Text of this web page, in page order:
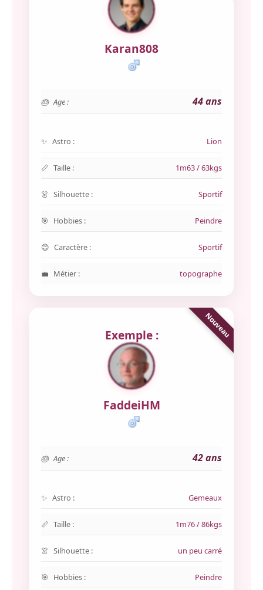
Karan808
Age : 44 ans
Astro : Lion
Taille : 1m63 / 63kgs
Silhouette : Sportif
Hobbies : Peindre
Caractère : Sportif
Métier : topographe
Exemple :
FaddeiHM
Age : 42 ans
Astro : Gemeaux
Taille : 1m76 / 86kgs
Silhouette : un peu carré
Hobbies : Peindre